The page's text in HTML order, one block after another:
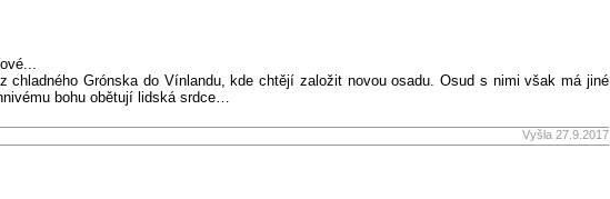
chladného Grónska do Vínlandu, kde chtějí založit novou osadu. Osud s nimi však má jiné
bohu obětují lidská srdce…
Vyšla 27.9.2017